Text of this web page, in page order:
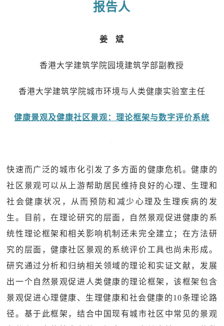
报告人
姜 斌
香港大学建筑学院园境建筑学部副教授
香港大学建筑学院城市环境与人类健康实验室主任
健康景观及健康社区景观：理论框架与数字评价系统
快速而广泛的城市化引发了多方面的健康危机。健康的
社区景观可以从上游帮助居民维持良好的心理、生理和
社会健康状况，从而预防和减少心理及生理疾病的发
生。目前，在理论研究的层面，自然景观促进健康的系
统性理论框架和相关影响机制还未完全建立；在方法研
究的层面，健康社区景观的系统评价工具也尚未形成。
研究通过分析和归纳相关领域的理论和实证文献，发展
出一个自然景观促进人类健康的理论框架，该框架包含
景观促进心理健康、生理健康和社会健康的10条理论路
径。基于此框架，结合中国现有城市社区中常见的景观